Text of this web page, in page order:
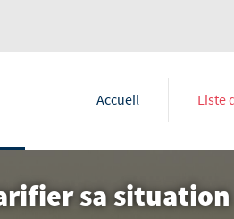
Accueil Liste
sa situation